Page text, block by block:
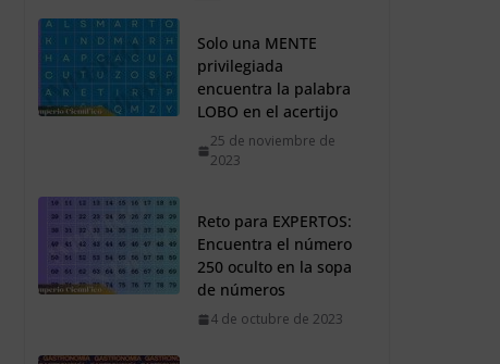
LOBO en el acertijo
25 de noviembre de
2023
Reto para EXPERTOS:
Encuentra el número
de números
4 de octubre de 2023
¿Serás el GENIO que
encuentre